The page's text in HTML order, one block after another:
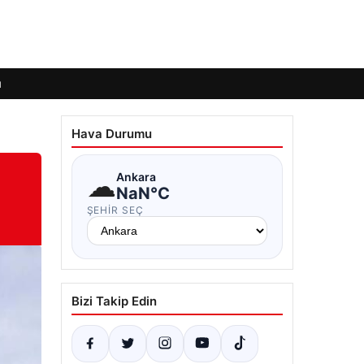
Hava Durumu
☁Ankara
NaN°C
ŞEHIR SEÇ
Bizi Takip Edin